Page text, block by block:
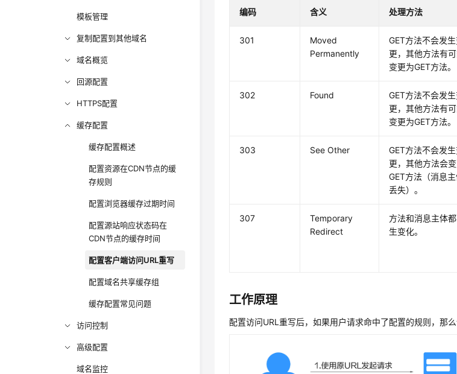
模板管理
复制配置到其他域名
域名概览
回源配置
HTTPS配置
缓存配置
缓存配置概述
配置资源在CDN节点的缓
存规则
配置浏览器缓存过期时间
配置源站响应状态码在
CDN节点的缓存时间
配置客户端访问URL重写
配置域名共享缓存组
缓存配置常见问题
访问控制
高级配置
域名监控
编码 含义 处理方法
301
Moved
Permanently
GET方法不会发
更，其他方法有
变更为GET方法。
302 Found
GET方法不会发
更，其他方法有
变更为GET方法。
303 See Other
GET方法不会发
更，其他方法会
GET方法（消息
丢失）。
307
Temporary
Redirect
方法和消息主体
生变化。
工作原理
配置访问URL重写后，如果用户请求命中了配置的规则，那么